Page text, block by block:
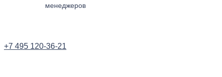
менеджеров
+7 495 120-36-21